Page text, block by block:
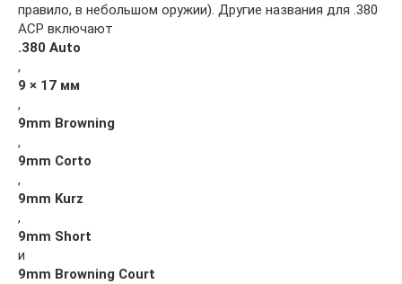
правило, в небольшом оружии). Другие названия для .380
ACP включают
.380 Auto
,
9 × 17 мм
,
9mm Browning
,
9mm Corto
,
9mm Kurz
,
9mm Short
и
9mm Browning Court